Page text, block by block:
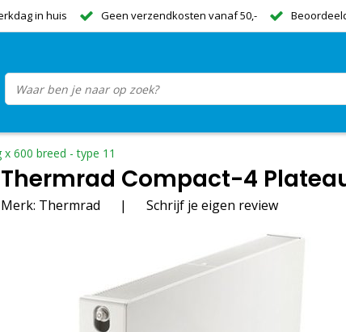
in huis Geen verzendkosten vanaf 50,-
600 breed - type 11
Thermrad Compact-4
Merk: Thermrad | Schrijf je eigen review